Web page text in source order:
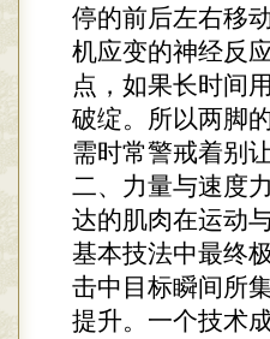
停的前后左右移
机应变的神经反
点，如果长时间
破绽。所以两脚
需时常警戒着别
二、力量与速度
达的肌肉在运动
基本技法中最终
击中目标瞬间所
提升。一个技术